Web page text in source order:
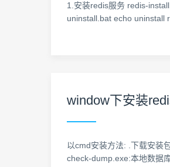
1.安装redis服务 redis-
uninstall.bat echo uninstall
window下安装
以cmd安装方法: .下载安装
check-dump.exe:本地数据